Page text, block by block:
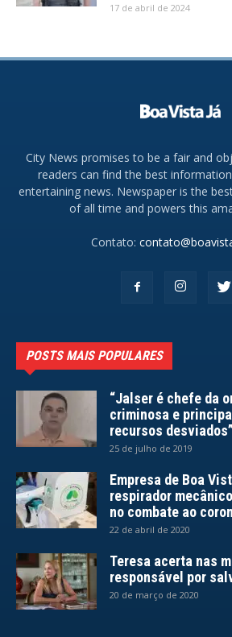
17 de abril de 2024
City News promises to be a fair and
readers can find the best
entertaining news. Newspaper is the
of all time and powers this
Contato:
POSTS MAIS POPULARES
“Jalser é chefe da
criminosa e
recursos
25 de julho de 2019
Empresa de Boa
respirador
no combate ao
22 de abril de 2020
Teresa acerta nas
responsável por
20 de março de 2020